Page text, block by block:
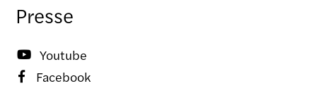
Presse
 Youtube
 Facebook